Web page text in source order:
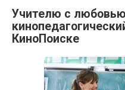
Учителю с
КиноПоиске